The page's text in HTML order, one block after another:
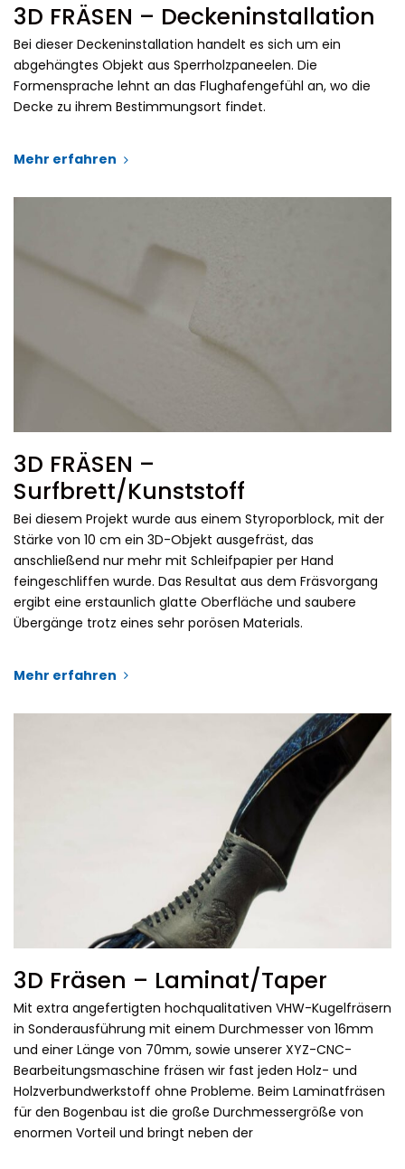
3D FRÄSEN – Deckeninstallation
Bei dieser Deckeninstallation handelt es sich um ein
abgehängtes Objekt aus Sperrholzpaneelen. Die
Formensprache lehnt an das Flughafengefühl an, wo die
Decke zu ihrem Bestimmungsort findet.
Mehr erfahren
3D FRÄSEN –
Surfbrett/Kunststoff
Bei diesem Projekt wurde aus einem Styroporblock, mit der
Stärke von 10 cm ein 3D-Objekt ausgefräst, das
anschließend nur mehr mit Schleifpapier per Hand
feingeschliffen wurde. Das Resultat aus dem Fräsvorgang
ergibt eine erstaunlich glatte Oberfläche und saubere
Übergänge trotz eines sehr porösen Materials.
Mehr erfahren
3D Fräsen – Laminat/Taper
Mit extra angefertigten hochqualitativen VHW-Kugelfräsern
in Sonderausführung mit einem Durchmesser von 16mm
und einer Länge von 70mm, sowie unserer XYZ-CNC-
Bearbeitungsmaschine fräsen wir fast jeden Holz- und
Holzverbundwerkstoff ohne Probleme. Beim Laminatfräsen
für den Bogenbau ist die große Durchmessergröße von
enormen Vorteil und bringt neben der